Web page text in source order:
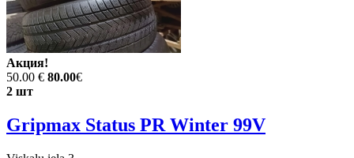
Акция!
50.00 € 80.00€
2 шт
Gripmax Status PR Winter 99V